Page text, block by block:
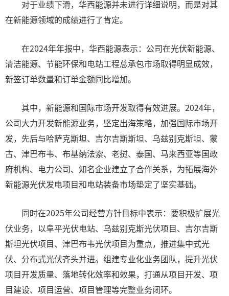
对于业绩下滑，华西能源并未进行详细说明，而是对其
在新能源领域的成绩进行了肯定。
在2024年年报中，华西能源表示：公司在光伏新能源、
清洁能源、节能环保和电站工程总承包市场取得明显成效，
新签订单数量和订单金额同比增加。
其中，新能源和国际市场开发取得有效进展。2024年，
公司大力开发新能源业务，坚定出海策略，加强国际市场开
发，先后与哈萨克斯坦、吉尔吉斯斯坦、乌兹别克斯坦、蒙
古、津巴布韦、布基纳法索、老挝、泰国、马来西亚等国政
府机构、电力公司、知名企业建立了合作关系，为拓展海外
新能源光伏发电项目和电站装备市场垫定了坚实基础。
同时在2025年公司经营方针目标中表示：要积极扩展光
伏业务，以阜平光伏电站、乌兹别克斯光伏项目、吉尔吉斯
斯坦光伏项目、津巴布韦光伏项目为重点，推进集中式光
伏、分布式光伏齐头并进。组建专业化业务团队，提升光伏
项目开发质量、落地转化效率和效果，打通从项目开发、项
目建设、项目运营、项目管理等完整业务闭环。